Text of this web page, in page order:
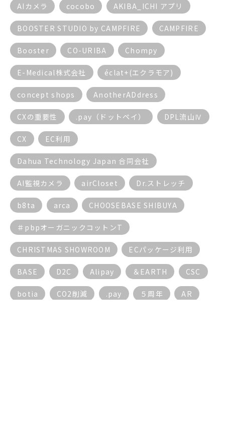
AIカメラ cocobo AKIBA_ICHI アプリ
BOOSTER STUDIO by CAMPFIRE CAMPFIRE
Booster CO-URIBA Chompy
E-Medical株式会社 éclat+(エクラモア)
concept shops AnotherADdress
CXの重要性 .pay（ドットペイ） DPL流山Ⅳ
CX EC利用
Dahua Technology Japan 合同会社
AI監視カメラ airCloset Dr.ストレッチ
b8ta arca CHOOSEBASE SHIBUYA
＃pbpオーガニックコットンT
CHRISTMAS SHOWROOM ECパッケージ利用
BASE D2C Alipay ＆EARTH CSC
botia CO2削減 .pay ５周年 AR